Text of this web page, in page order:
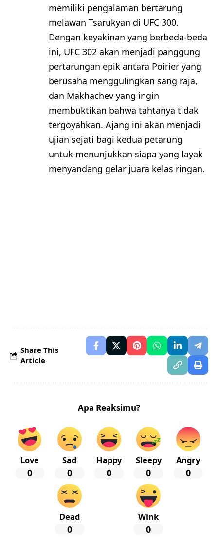
memiliki pengalaman bertarung
melawan Tsarukyan di UFC 300.
Dengan keyakinan yang berbeda-beda
ini, UFC 302 akan menjadi panggung
pertarungan epik antara Poirier yang
berusaha menggulingkan sang raja,
dan Makhachev yang ingin
membuktikan bahwa tahtanya tidak
tergoyahkan. Ajang ini akan menjadi
ujian sejati bagi kedua petarung
untuk menunjukkan siapa yang layak
menyandang gelar juara kelas ringan.
Share This
Article
Apa Reaksimu?
Love
0
Sad
0
Happy
0
Sleepy
0
Angry
0
Dead
0
Wink
0